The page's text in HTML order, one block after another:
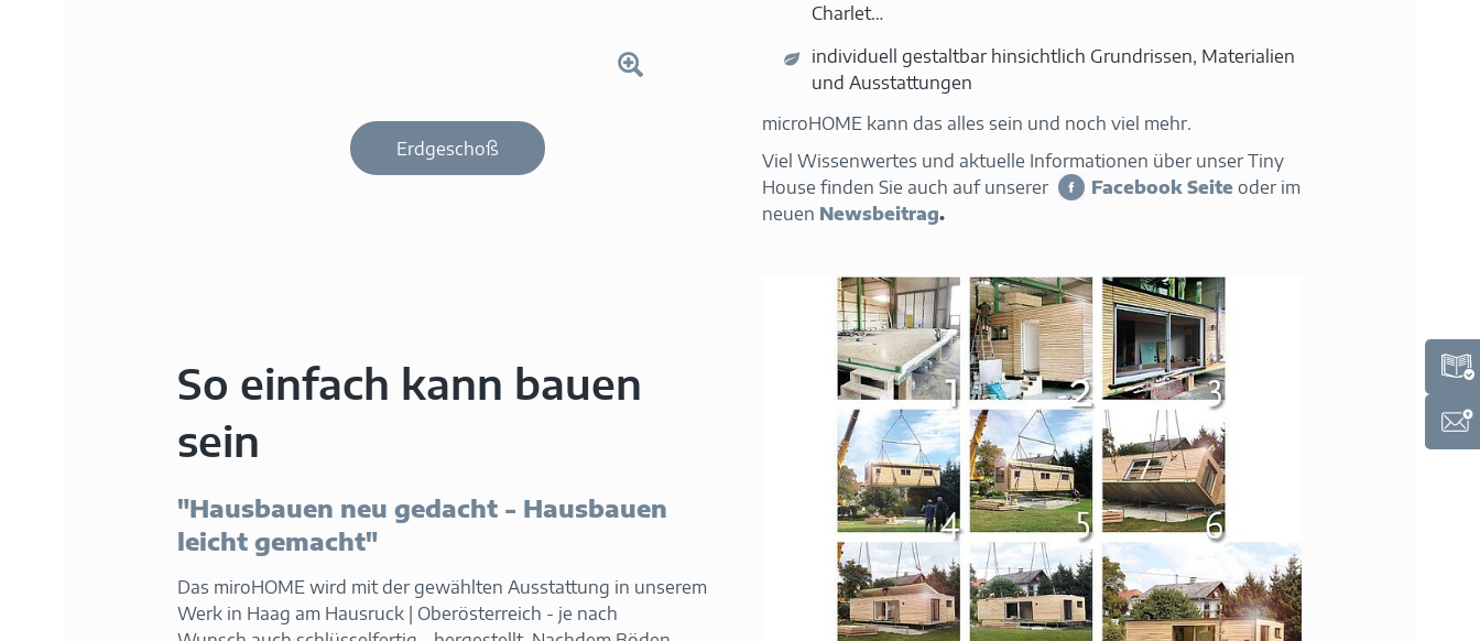
Erdgeschoß
Charlet…
individuell gestaltbar hinsichtlich Grundrissen, Materialien
und Ausstattungen
microHOME kann das alles sein und noch viel mehr.
Viel Wissenwertes und aktuelle Informationen über unser Tiny
House finden Sie auch auf unserer
Facebook Seiteoder im
neuen Newsbeitrag.
So einfach kann bauen
sein
"Hausbauen neu gedacht - Hausbauen
leicht gemacht"
Das miroHOME wird mit der gewählten Ausstattung in unserem
Werk in Haag am Hausruck | Oberösterreich - je nach